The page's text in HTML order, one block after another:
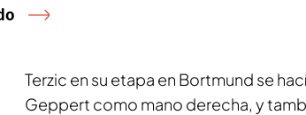
Terzic en su etapa en Bortmund se
Geppert como mano derecha, y